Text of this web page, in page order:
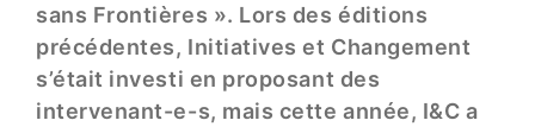
sans Frontières ». Lors des éditions
précédentes, Initiatives et Changement
s’était investi en proposant des
intervenant-e-s, mais cette année, I&C a